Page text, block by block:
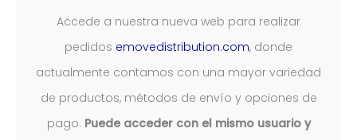
Accede a nuestra nueva web para realizar
pedidos emovedistribution.com, donde
actualmente contamos con una mayor variedad
de productos, métodos de envío y opciones de
pago. Puede acceder con el mismo usuario y